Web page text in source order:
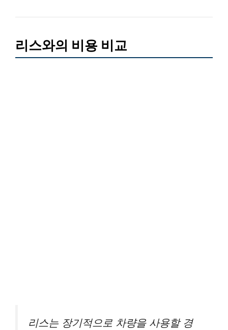
리스와의 비용 비교
리스는 장기적으로 차량을 사용할 경